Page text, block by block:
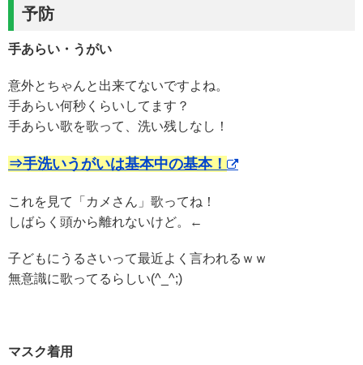
予防
手あらい・うがい
意外とちゃんと出来てないですよね。
手あらい何秒くらいしてます？
手あらい歌を歌って、洗い残しなし！
⇒手洗いうがいは基本中の基本！
これを見て「カメさん」歌ってね！
しばらく頭から離れないけど。←
子どもにうるさいって最近よく言われるｗｗ
無意識に歌ってるらしい(^_^;)
マスク着用